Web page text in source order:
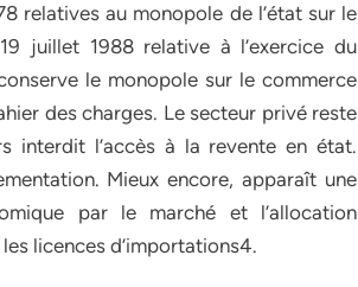
relatives au monopole de l’état sur le
juillet 1988 relative à l’exercice du
le monopole sur le commerce
des charges. Le secteur privé reste
interdit l’accès à la revente en état.
Mieux encore, apparaît une
par le marché et l’allocation
licences d’importations4.